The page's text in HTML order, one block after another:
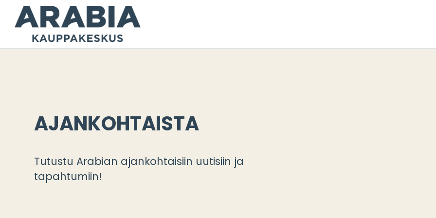
Siirry
sisältöön
AJANKOHTAISTA
Tutustu Arabian ajankohtaisiin uutisiin ja
tapahtumiin!